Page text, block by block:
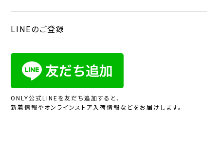
LINEのご登録
ONLY公式LINEを友だち追加すると、
新着情報やオンラインストア入荷情報などをお届けします。